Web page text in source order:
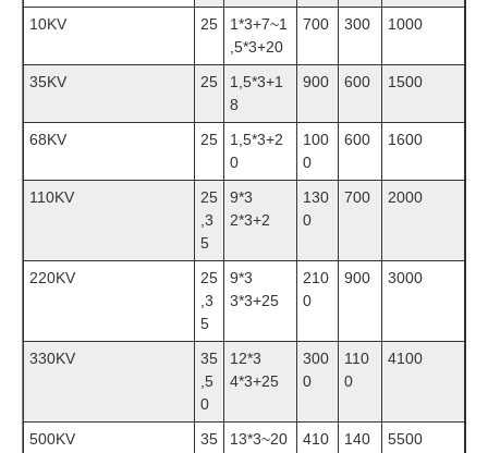
10KV 25
1*3+7~1
,5*3+20
700 300 1000
35KV 25
1,5*3+1
8
900 600 1500
68KV 25
1,5*3+2
0
100
0
600 1600
110KV
25
,3
5
9*3
2*3+2
130
0
700 2000
220KV
25
,3
5
9*3
3*3+25
210
0
900 3000
330KV
35
,5
0
12*3
4*3+25
300
0
110
0
4100
500KV 35 13*3~20 410 140 5500